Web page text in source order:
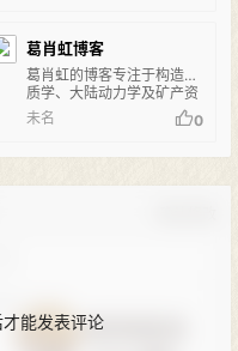
葛肖虹博客
葛肖虹的博客专注于构造地
质学、大陆动力学及矿产资
源研究的学术观点和科普文
章。
未名 0
能发表评论